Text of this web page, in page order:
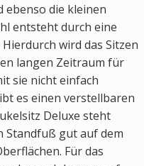
ebenso die kleinen
entsteht durch eine
wird das Sitzen
langen Zeitraum für
sie nicht einfach
es einen verstellbaren
Deluxe steht
Standfuß gut auf dem
Für das